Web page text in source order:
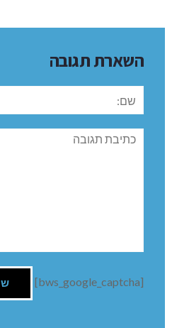
השארת תגובה
תגובה
[bws_google_captcha]